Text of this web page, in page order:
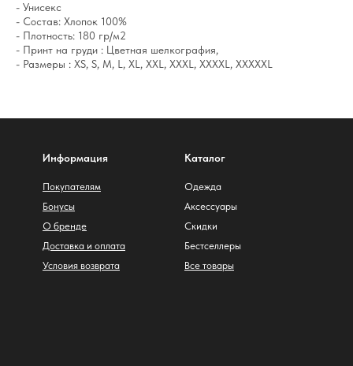
- Унисекс
- Состав: Хлопок 100%
- Плотность: 180 гр/м2
- Принт на груди : Цветная шелкография,
- Размеры : XS, S, M, L, XL, XXL, XXXL, XXXXL, XXXXXL
Все товары
Бестселлеры
Скидки
Аксессуары
Одежда
Каталог
Условия возврата
Доставка и оплата
О бренде
Бонусы
Покупателям
Информация